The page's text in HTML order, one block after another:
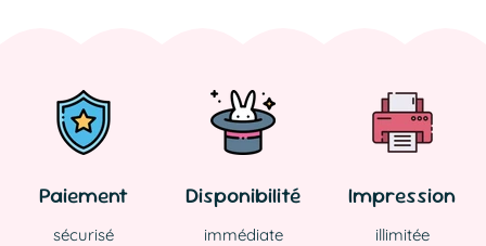
Paiement
sécurisé
Disponibilité
immédiate
Impression
illimitée